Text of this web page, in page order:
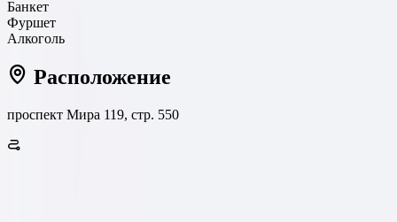
Банкет
Фуршет
Алкоголь
Расположение
проспект Мира 119, стр. 550